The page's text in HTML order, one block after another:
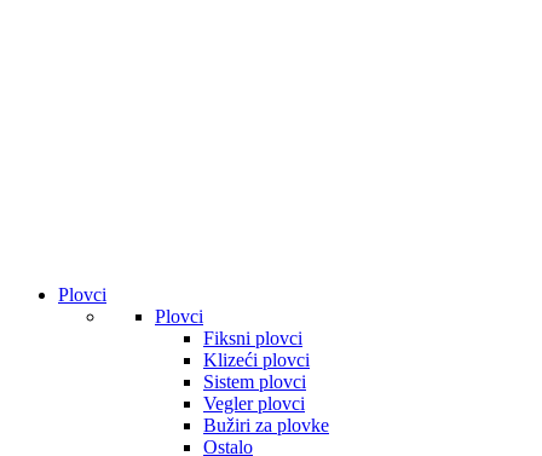
Plovci
Plovci
Fiksni plovci
Klizeći plovci
Sistem plovci
Vegler plovci
Bužiri za plovke
Ostalo